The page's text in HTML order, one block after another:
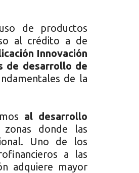
de productos
al crédito a de
Innovación
de desarrollo de
de la
al desarrollo
donde las
Uno de los
a las
adquiere mayor